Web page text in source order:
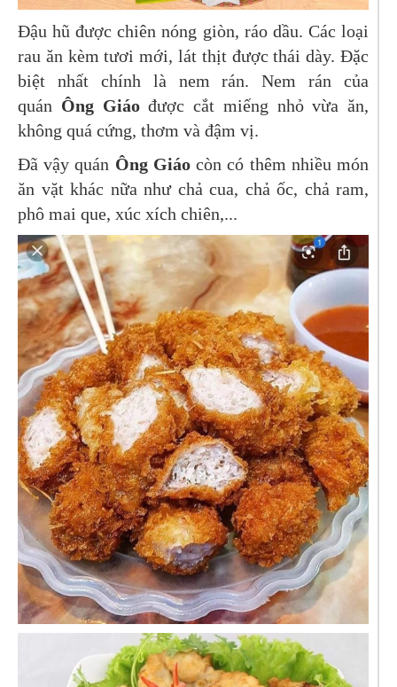
Đậu hũ được chiên nóng giòn, ráo dầu. Các loại
rau ăn kèm tươi mới, lát thịt được thái dày. Đặc
biệt nhất chính là nem rán. Nem rán của
quán Ông Giáođược cắt miếng nhỏ vừa ăn,
không quá cứng, thơm và đậm vị.
Đã vậy quán Ông Giáocòn có thêm nhiều món
ăn vặt khác nữa như chả cua, chả ốc, chả ram,
phô mai que, xúc xích chiên,...